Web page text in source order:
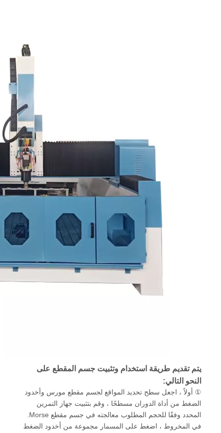
يتم تقديم طريقة استخدام وتثبيت جسم المقطع على
النحو التالي:
① أولاً ، اجعل سطح تحديد المواقع لجسم مقطع مورس وأخدود
الضغط من أداة الدوران مسطحًا ، وقم بتثبيت جهاز التمرين
في المخروط ، اضغط على المسمار مجموعة من أخدود الضغط